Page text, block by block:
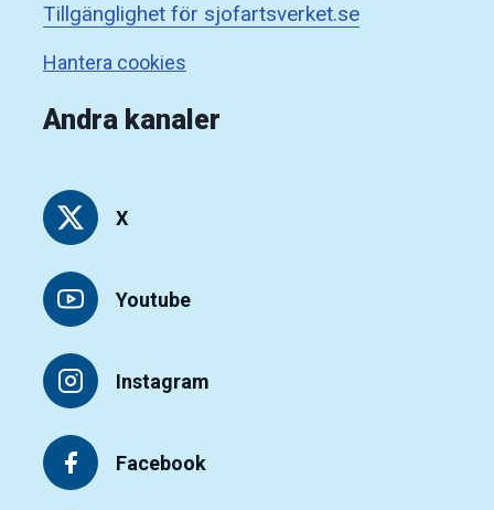
Tillgänglighet för sjofartsverket.se
Hantera cookies
Andra kanaler
X
Youtube
Instagram
Facebook